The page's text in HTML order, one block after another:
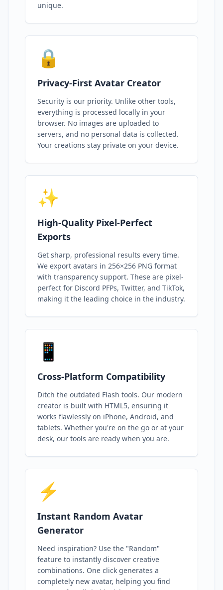
unique.
🔒
Privacy-First Avatar Creator
Security is our priority. Unlike other tools,
everything is processed locally in your
browser. No images are uploaded to
servers, and no personal data is collected.
Your creations stay private on your device.
✨
High-Quality Pixel-Perfect
Exports
Get sharp, professional results every time.
We export avatars in 256×256 PNG format
with transparency support. These are pixel-
perfect for Discord PFPs, Twitter, and TikTok,
making it the leading choice in the industry.
📱
Cross-Platform Compatibility
Ditch the outdated Flash tools. Our modern
creator is built with HTML5, ensuring it
works flawlessly on iPhone, Android, and
tablets. Whether you're on the go or at your
desk, our tools are ready when you are.
⚡
Instant Random Avatar
Generator
Need inspiration? Use the "Random"
feature to instantly discover creative
combinations. One click generates a
completely new avatar, helping you find